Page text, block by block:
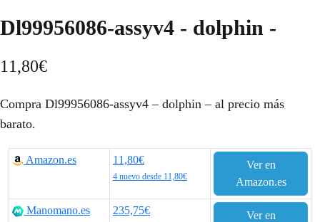
Dl99956086-assyv4 - dolphin -
11,80€
Compra Dl99956086-assyv4 – dolphin – al precio más
barato.
Amazon.es 11,80€
4 nuevo desde 11,80€
Ver en
Amazon.es
Manomano.es 235,75€
Ver en